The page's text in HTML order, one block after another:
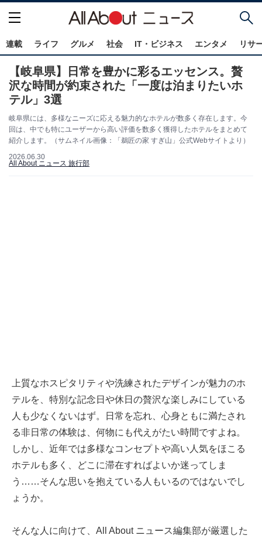
連載 ライフ グルメ 社会 IT・ビジネス エンタメ リサ
【岐阜県】日常を豊かに彩るエッセンス。贅
沢な時間が約束された「一度は泊まりたいホ
テル」3選
岐阜県には、多様なニーズに応える魅力的なホテルが数多く存在します。今
回は、中でも特にユーザーから高い評価を数多く獲得したホテルをまとめて
紹介します。（サムネイル画像：「鵜匠の家 すぎ山」公式Webサイトより）
2026.06.30
All About ニュース 旅行部
上質なホスピタリティや洗練されたデザインが魅力のホ
テルを、特別な記念日や休日の贅沢な楽しみにしている
人も少なくないはず。日常を忘れ、心身ともに満たされ
る非日常の体験は、何物にも代えがたい時間ですよね。
しかし、近年では多様なコンセプトや高い人気をほこる
ホテルも多く、どこに滞在すればよいか迷ってしま
う……そんな思いを抱えている人もいるのではないでし
ょうか。
そんな人に向けて、All About ニュース編集部が厳選した